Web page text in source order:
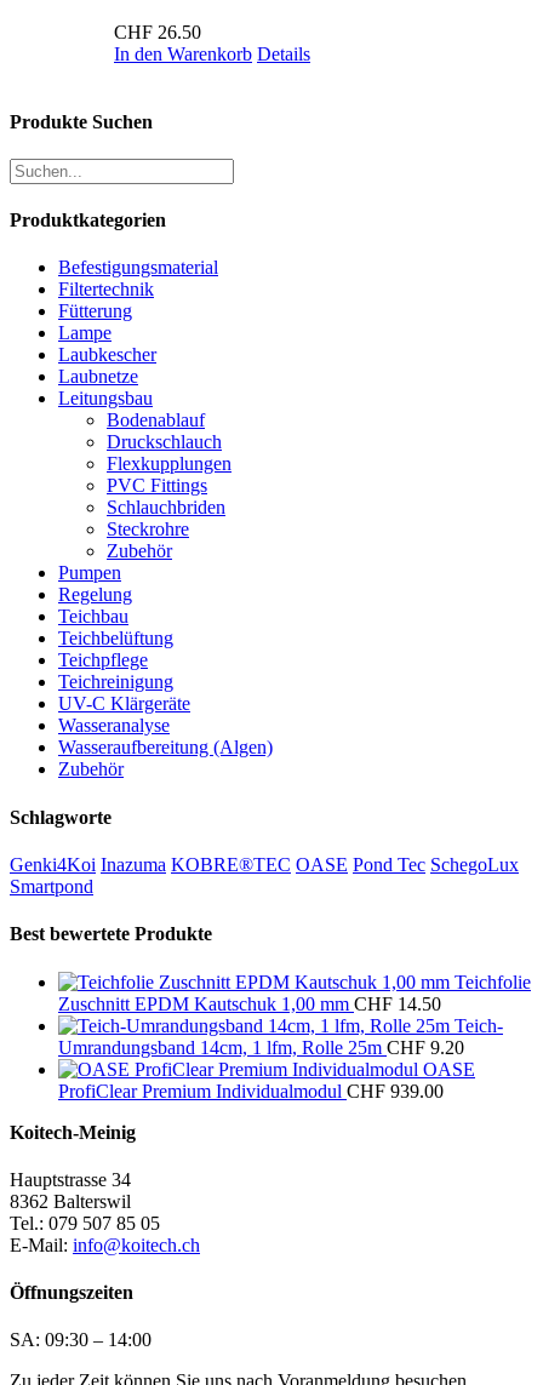
CHF 26.50
In den Warenkorb Details
Produkte Suchen
Produktkategorien
Befestigungsmaterial
Filtertechnik
Fütterung
Lampe
Laubkescher
Laubnetze
Leitungsbau
Bodenablauf
Druckschlauch
Flexkupplungen
PVC Fittings
Schlauchbriden
Steckrohre
Zubehör
Pumpen
Regelung
Teichbau
Teichbelüftung
Teichpflege
Teichreinigung
UV-C Klärgeräte
Wasseranalyse
Wasseraufbereitung (Algen)
Zubehör
Schlagworte
Genki4Koi Inazuma KOBRE®TEC OASE Pond Tec SchegoLux
Smartpond
Best bewertete Produkte
Teichfolie
Zuschnitt EPDM Kautschuk 1,00 mm CHF 14.50
Teich-
Umrandungsband 14cm, 1 lfm, Rolle 25m CHF 9.20
OASE
ProfiClear Premium Individualmodul CHF 939.00
Koitech-Meinig
Hauptstrasse 34
8362 Balterswil
Tel.: 079 507 85 05
E-Mail: info@koitech.ch
Öffnungszeiten
SA: 09:30 – 14:00